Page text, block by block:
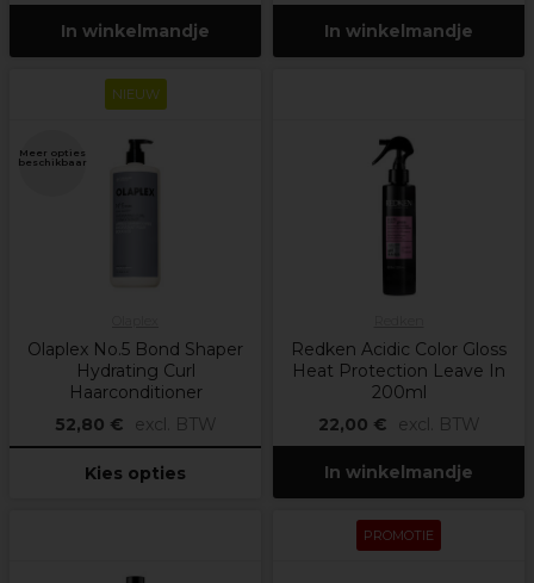
In winkelmandje In winkelmandje
NIEUW
Meer opties
beschikbaar
Olaplex No.5 Bond Shaper
Hydrating Curl
Haarconditioner
52,80 €
excl. BTW
Kies opties
Redken Acidic Color Gloss
Heat Protection Leave In
200ml
22,00 €
excl. BTW
In winkelmandje
PROMOTIE